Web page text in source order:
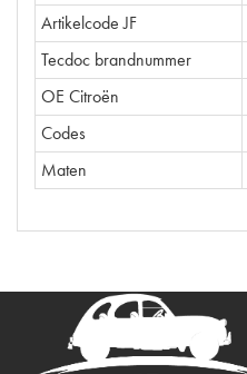
Artikelcode JF
Tecdoc brandnummer
OE Citroën
Codes
Maten